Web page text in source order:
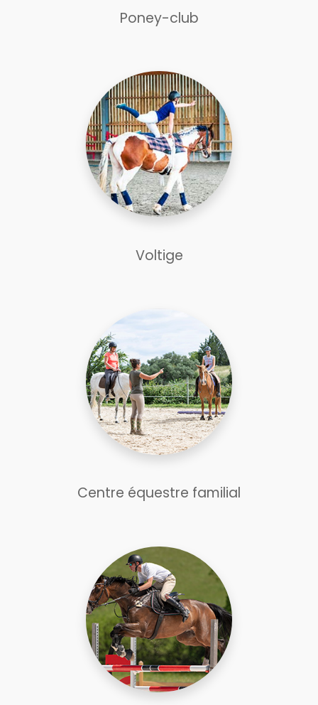
Poney-club
Voltige
Centre équestre familial